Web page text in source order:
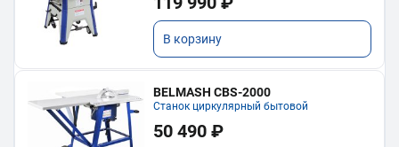
В корзину
BELMASH CBS-2000
Станок циркулярный бытовой
50 490 ₽